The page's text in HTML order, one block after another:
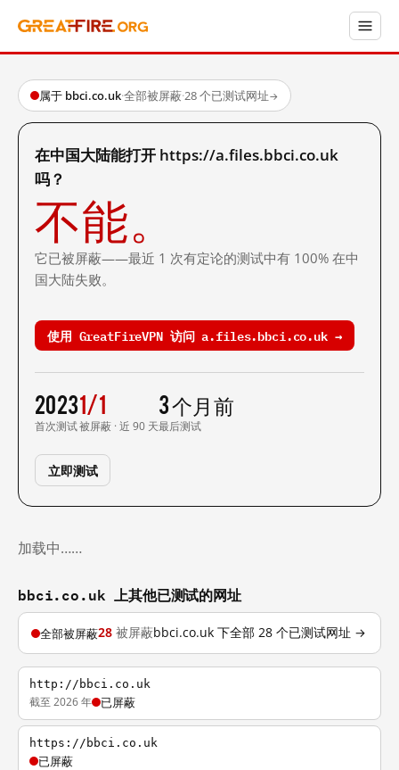
属于 bbci.co.uk·全部被屏蔽·28 个已测试网址→
在中国大陆能打开 https://a.files.bbci.co.uk
吗？
不能。
它已被屏蔽——最近 1 次有定论的测试中有 100% 在中
国大陆失败。
使用 GreatFireVPN 访问 a.files.bbci.co.uk →
2023
首次测试
1/1
被屏蔽 · 近 90 天
3 个月前
最后测试
立即测试
加载中……
bbci.co.uk 上其他已测试的网址
全部被屏蔽28 被屏蔽bbci.co.uk 下全部 28 个已测试网址 →
http://bbci.co.uk
截至 2026 年 已屏蔽
https://bbci.co.uk
已屏蔽